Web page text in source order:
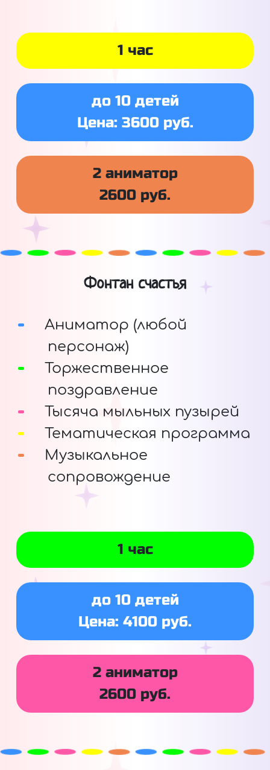
1 час
до 10 детей
Цена: 3600 руб.
2 аниматор
2600 руб.
Фонтан счастья
Аниматор (любой
персонаж)
Торжественное
поздравление
Тысяча мыльных пузырей
Тематическая программа
Музыкальное
сопровождение
1 час
до 10 детей
Цена: 4100 руб.
2 аниматор
2600 руб.